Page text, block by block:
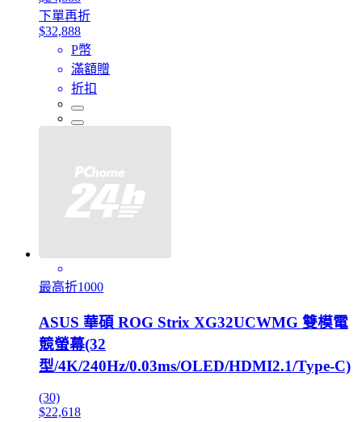
下單再折
$32,888
P幣
滿額贈
折扣
最高折1000
ASUS 華碩 ROG Strix XG32UCWMG 雙模電
競螢幕(32
型/4K/240Hz/0.03ms/OLED/HDMI2.1/Type-C)
(30)
$22,618